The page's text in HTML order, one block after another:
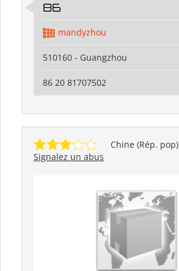
86
mandyzhou
510160 - Guangzhou
86 20 81707502
Chine (Rép. pop)
Signalez un abus